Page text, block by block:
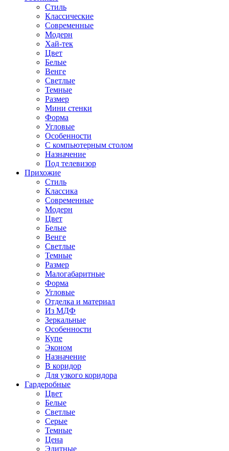
Стиль
Классические
Современные
Модерн
Хай-тек
Цвет
Белые
Венге
Светлые
Темные
Размер
Мини стенки
Форма
Угловые
Особенности
С компьютерным столом
Назначение
Под телевизор
Прихожие
Стиль
Классика
Современные
Модерн
Цвет
Белые
Венге
Светлые
Темные
Размер
Малогабаритные
Форма
Угловые
Отделка и материал
Из МДФ
Зеркальные
Особенности
Купе
Эконом
Назначение
В коридор
Для узкого коридора
Гардеробные
Цвет
Белые
Светлые
Серые
Темные
Цена
Элитные